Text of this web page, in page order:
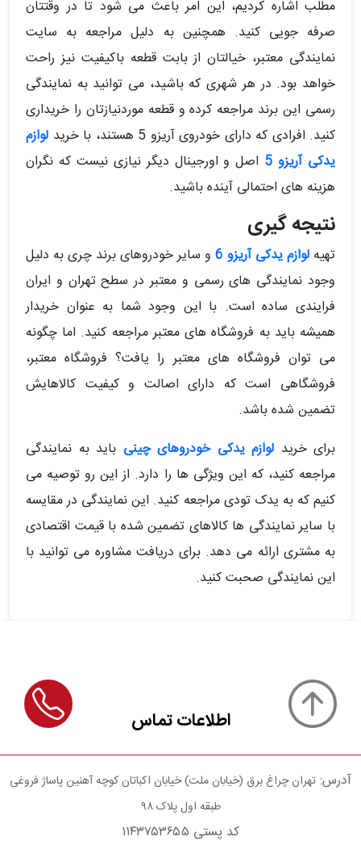
مطلب اشاره کردیم، این امر باعث می شود تا در وقتتان
صرفه جویی کنید. همچنین به دلیل مراجعه به سایت
نمایندگی معتبر، خیالتان از بابت قطعه باکیفیت نیز راحت
خواهد بود. در هر شهری که باشید، می توانید به نمایندگی
رسمی این برند مراجعه کرده و قطعه موردنیازتان را خریداری
کنید. افرادی که دارای خودروی آریزو 5 هستند، با خرید
لوازم
یدکی آریزو 5
اصل و اورجینال دیگر نیازی نیست که نگران
هزینه های احتمالی آینده باشید.
نتیجه گیری
تهیه لوازم یدکی آریزو 6
و سایر خودروهای برند چری به دلیل
وجود نمایندگی های رسمی و معتبر در سطح تهران و ایران
فرایندی ساده است. با این وجود شما به عنوان خریدار
همیشه باید به فروشگاه های معتبر مراجعه کنید. اما چگونه
می توان فروشگاه های معتبر را یافت؟ فروشگاه معتبر،
فروشگاهی است که دارای اصالت و کیفیت کالاهایش
تضمین شده باشد.
برای خرید لوازم یدکی خودروهای چینی باید به نمایندگی
مراجعه کنید، که این ویژگی ها را دارد. از این رو توصیه می
کنیم که به یدک تودی مراجعه کنید. این نمایندگی در مقایسه
با سایر نمایندگی ها کالاهای تضمین شده با قیمت اقتصادی
به مشتری ارائه می دهد. برای دریافت مشاوره می توانید با
این نمایندگی صحبت کنید.
اطلاعات تماس
آدرس: تهران چراغ برق (خیابان ملت) خیابان اکباتان کوچه آهنین پاساژ فروغی
طبقه اول پلاک ۹۸
کد پستی ۱۱۴۳۷۵۳۶۵۵